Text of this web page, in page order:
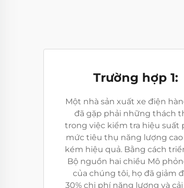
Trường hợp 1:
Một nhà sản xuất xe điện
đã gặp phải những thách
trong việc kiểm tra hiệu suất
mức tiêu thụ năng lượng cao
kém hiệu quả. Bằng cách
Bộ nguồn hai chiều Mô
của chúng tôi, họ đã giảm
30% chi phí năng lượng và